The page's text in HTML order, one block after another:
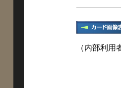
（内部利用